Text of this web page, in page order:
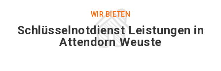
WIR BIETEN
Schlüsselnotdienst Leistungen in
Attendorn Weuste